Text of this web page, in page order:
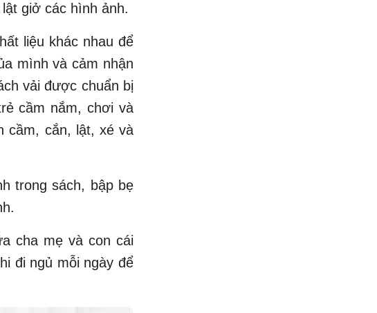
giở các hình ảnh.
liệu khác nhau để
mình và cảm nhận
vải được chuẩn bị
cầm nắm, chơi và
cầm, cắn, lật, xé và
trong sách, bập bẹ
cha mẹ và con cái
đi ngủ mỗi ngày để